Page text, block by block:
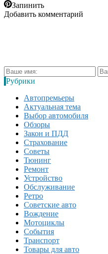
Запинить
Добавить комментарий
Рубрики
Автопремьеры
Актуальная тема
Выбор автомобиля
Обзоры
Закон и ПДД
Страхование
Советы
Тюнинг
Ремонт
Устройство
Обслуживание
Ретро
Советские авто
Вождение
Мотоциклы
События
Транспорт
Товары для авто